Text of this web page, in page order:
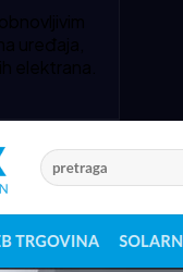
uređaja,
elektrana.